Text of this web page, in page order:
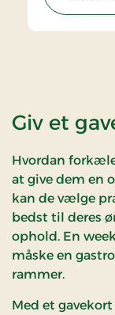
Giv et
Hvordan
at give dem en
kan de vælge
bedst til deres
ophold. En
måske en
rammer.
Med et